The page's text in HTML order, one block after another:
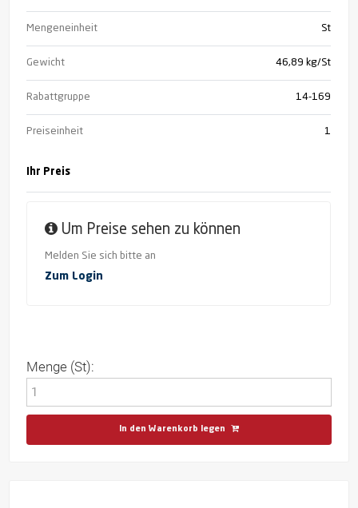
Mengeneinheit St
Gewicht 46,89 kg/St
Rabattgruppe 14-169
Preiseinheit 1
Ihr Preis
Um Preise sehen zu können
Melden Sie sich bitte an
Zum Login
Menge (St):
In den Warenkorb legen